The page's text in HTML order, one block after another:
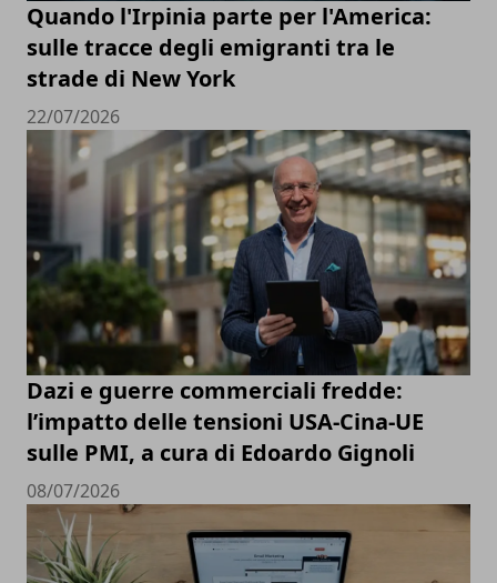
Quando l'Irpinia parte per l'America:
sulle tracce degli emigranti tra le
strade di New York
22/07/2026
Dazi e guerre commerciali fredde:
l’impatto delle tensioni USA-Cina-UE
sulle PMI, a cura di Edoardo Gignoli
08/07/2026